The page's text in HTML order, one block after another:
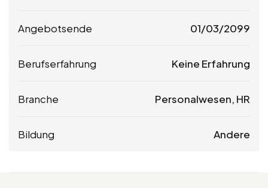
Angebotsende 01/03/2099
Berufserfahrung Keine Erfahrung
Branche Personalwesen, HR
Bildung Andere